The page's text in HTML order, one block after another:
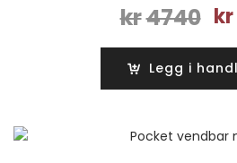
kr4740 kr
Legg i